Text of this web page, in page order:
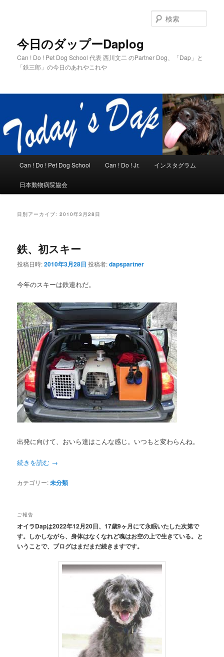
今日のダップーDaplog
Can ! Do ! Pet Dog School 代表 西川文二 のPartner Dog、「Dap」と
「鉄三郎」の今日のあれやこれや
索
Can ! Do ! Pet Dog School Can ! Do ! Jr. インスタグラム
日本動物病院協会
日別アーカイブ:2010年3月28日
鉄、初スキー
投稿日時:2010年3月28日 投稿者:dapspartner
今年のスキーは鉄連れだ。
出発に向けて、おいら達はこんな感じ。いつもと変わらんね。
続きを読む →
カテゴリー:未分類
ご報告
オイラDapは2022年12月20日、17歳9ヶ月にて永眠いたした次第で
す。しかしながら、身体はなくなれど魂はお空の上で生きている。と
いうことで、ブログはまだまだ続きますです。